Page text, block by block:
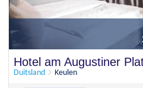
Hotel am Augustiner
Duitsland Keulen